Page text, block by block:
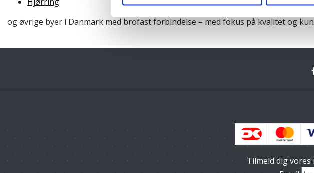
og øvrige byer i Danmark med brofast forbindelse – med fokus på kvalitet og
Tilmeld dig